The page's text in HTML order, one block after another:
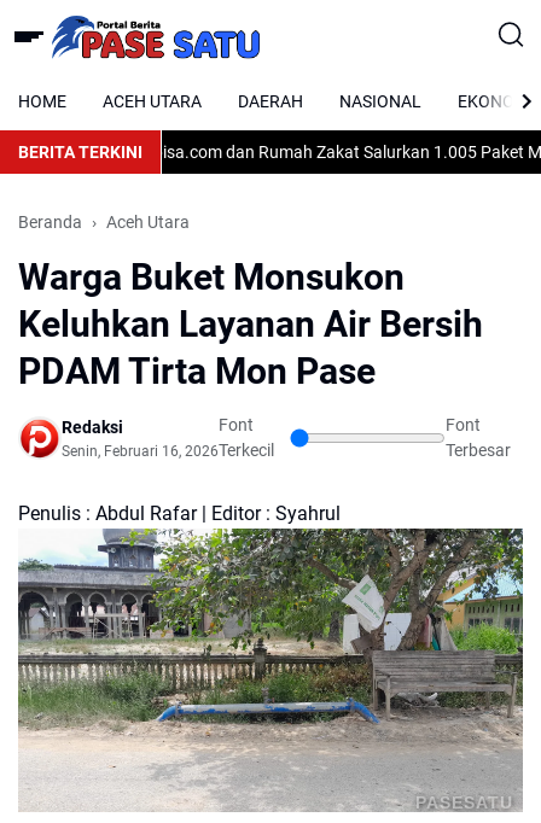
HOME ACEH UTARA DAERAH NASIONAL EKONOMI
BERITA TERKINI
Off PerdanaKitabisa.com dan Rumah Zakat Salurkan 1.005 Paket
Beranda Aceh Utara
Warga Buket Monsukon
Keluhkan Layanan Air Bersih
PDAM Tirta Mon Pase
Redaksi
Senin, Februari 16, 2026
Font
Terkecil
Font
Terbesar
Penulis : Abdul Rafar | Editor : Syahrul
PASESATU